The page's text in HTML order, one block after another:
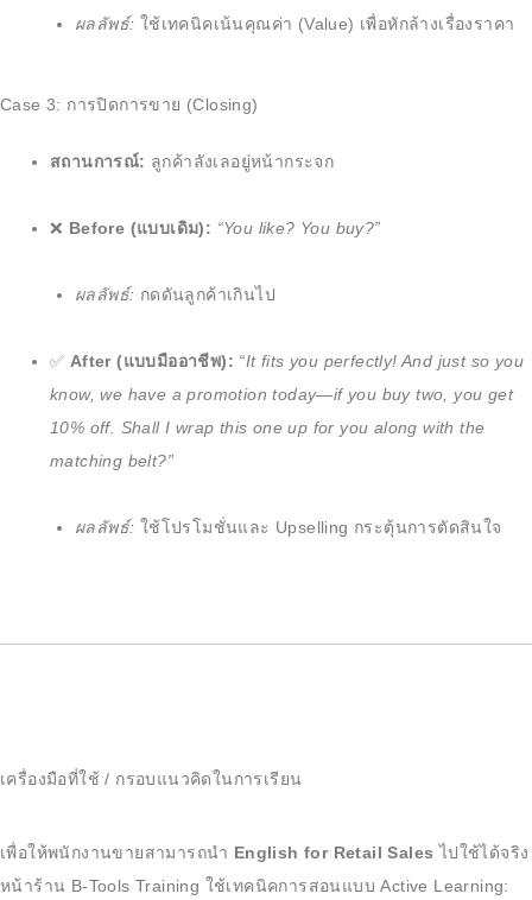
ผลลัพธ์: ใช้เทคนิคเน้นคุณค่า (Value) เพื่อหักล้างเรื่องราคา
Case 3: การปิดการขาย (Closing)
สถานการณ์: ลูกค้าลังเลอยู่หน้ากระจก
❌ Before (แบบเดิม): “You like? You buy?”
ผลลัพธ์: กดดันลูกค้าเกินไป
✅ After (แบบมืออาชีพ): “It fits you perfectly! And just so you
know, we have a promotion today—if you buy two, you get
10% off. Shall I wrap this one up for you along with the
matching belt?”
ผลลัพธ์: ใช้โปรโมชั่นและ Upselling กระตุ้นการตัดสินใจ
เครื่องมือที่ใช้ / กรอบแนวคิดในการเรียน
เพื่อให้พนักงานขายสามารถนำ English for Retail Sales ไปใช้ได้จริง
หน้าร้าน B-Tools Training ใช้เทคนิคการสอนแบบ Active Learning: